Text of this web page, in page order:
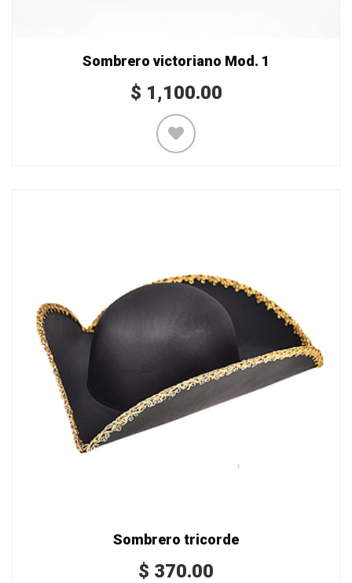
Sombrero victoriano Mod. 1
$ 1,100.00
Sombrero tricorde
$ 370.00